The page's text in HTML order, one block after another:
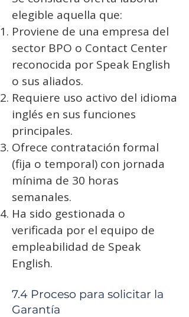
elegible aquella que:
Proviene de una empresa del
sector BPO o Contact Center
reconocida por Speak English
o sus aliados.
Requiere uso activo del idioma
inglés en sus funciones
principales.
Ofrece contratación formal
(fija o temporal) con jornada
mínima de 30 horas
semanales.
Ha sido gestionada o
verificada por el equipo de
empleabilidad de Speak
English.
7.4 Proceso para solicitar la
Garantía